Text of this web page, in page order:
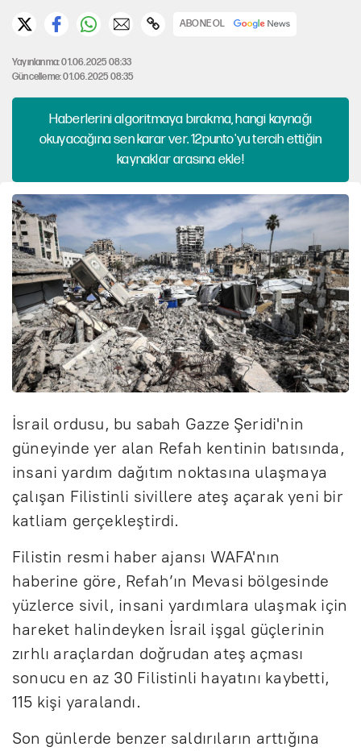
ABONE OL
Yayınlanma: 01.06.2025 08:33
Güncelleme: 01.06.2025 08:35
Haberlerini algoritmaya bırakma, hangi kaynağı
okuyacağına sen karar ver. 12punto'yu tercih ettiğin
kaynaklar arasına ekle!
İsrail ordusu, bu sabah Gazze Şeridi'nin
güneyinde yer alan Refah kentinin batısında,
insani yardım dağıtım noktasına ulaşmaya
çalışan Filistinli sivillere ateş açarak yeni bir
katliam gerçekleştirdi.
Filistin resmi haber ajansı WAFA'nın
haberine göre, Refah’ın Mevasi bölgesinde
yüzlerce sivil, insani yardımlara ulaşmak için
hareket halindeyken İsrail işgal güçlerinin
zırhlı araçlardan doğrudan ateş açması
sonucu en az 30 Filistinli hayatını kaybetti,
115 kişi yaralandı.
Son günlerde benzer saldırıların arttığına